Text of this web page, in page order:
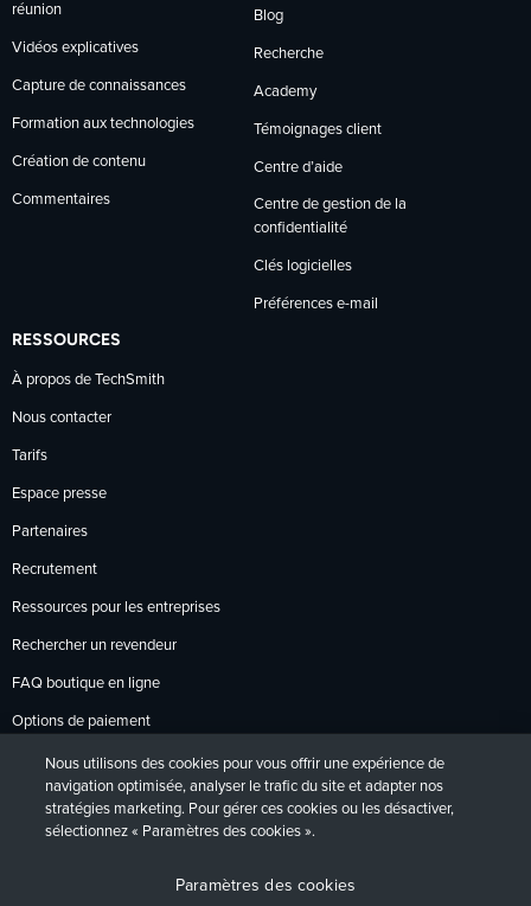
réunion
Vidéos explicatives
Capture de connaissances
Formation aux technologies
Création de contenu
Commentaires
Blog
Recherche
Academy
Témoignages client
Centre d’aide
Centre de gestion de la
confidentialité
Clés logicielles
Préférences e-mail
RESSOURCES
À propos de TechSmith
Nous contacter
Tarifs
Espace presse
Partenaires
Recrutement
Ressources pour les entreprises
Rechercher un revendeur
FAQ boutique en ligne
Options de paiement
Politique de retour
DeutschFrançais Español日本語
Nous utilisons des cookies pour vous offrir une expérience de
navigation optimisée, analyser le trafic du site et adapter nos
stratégies marketing. Pour gérer ces cookies ou les désactiver,
sélectionnez « Paramètres des cookies ».
Paramètres des cookies